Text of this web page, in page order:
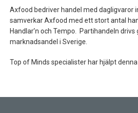
Axfood bedriver handel med dagligvaror
samverkar Axfood med ett stort antal
Handlar’n och Tempo. Partihandeln
marknadsandel i Sverige.
Top of Minds specialister har hjälpt denna